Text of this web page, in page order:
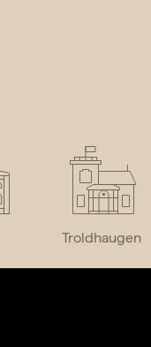
Troldhaugen